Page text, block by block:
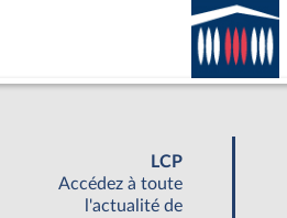
LCP
Accédez à toute
l'actualité de